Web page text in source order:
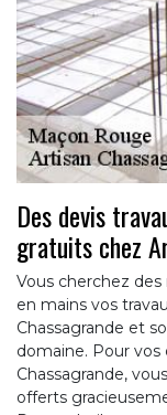
Des devis
gratuits chez
Vous cherchez
en mains vos
Chassagrande et
domaine. Pour vos
Chassagrande,
offerts